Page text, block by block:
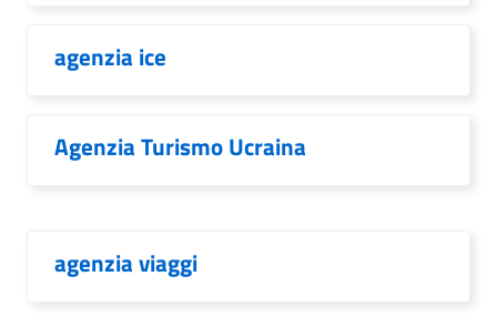
agenzia ice
Agenzia Turismo Ucraina
agenzia viaggi